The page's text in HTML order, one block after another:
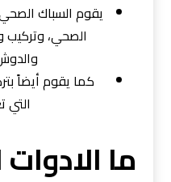
يقوم السباك
الصحي، وتركيب
كما يقوم أيضاً
التي
ما